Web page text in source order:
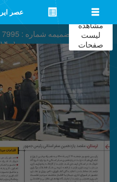
عصر
ضمیمه شماره : 7995
۱۴۰۱
مشاهده
لیست
صفحات